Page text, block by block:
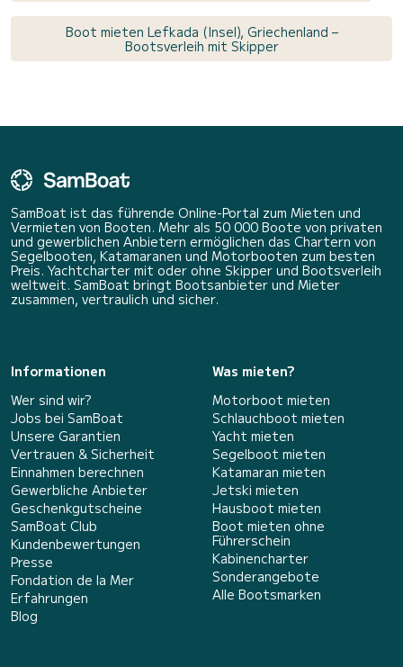
Boot mieten Lefkada (Insel), Griechenland –
Bootsverleih mit Skipper
SamBoat ist das führende Online-Portal zum Mieten und
Vermieten von Booten. Mehr als 50 000 Boote von privaten
und gewerblichen Anbietern ermöglichen das Chartern von
Segelbooten, Katamaranen und Motorbooten zum besten
Preis. Yachtcharter mit oder ohne Skipper und Bootsverleih
weltweit. SamBoat bringt Bootsanbieter und Mieter
zusammen, vertraulich und sicher.
Informationen
Wer sind wir?
Jobs bei SamBoat
Unsere Garantien
Vertrauen & Sicherheit
Einnahmen berechnen
Gewerbliche Anbieter
Geschenkgutscheine
SamBoat Club
Kundenbewertungen
Presse
Fondation de la Mer
Erfahrungen
Blog
Was mieten?
Motorboot mieten
Schlauchboot mieten
Yacht mieten
Segelboot mieten
Katamaran mieten
Jetski mieten
Hausboot mieten
Boot mieten ohne
Führerschein
Kabinencharter
Sonderangebote
Alle Bootsmarken